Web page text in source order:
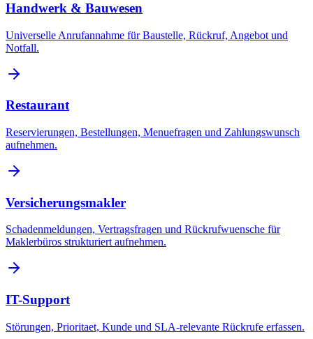
Handwerk & Bauwesen
Universelle Anrufannahme für Baustelle, Rückruf, Angebot und
Notfall.
Restaurant
Reservierungen, Bestellungen, Menuefragen und Zahlungswunsch
aufnehmen.
Versicherungsmakler
Schadenmeldungen, Vertragsfragen und Rückrufwuensche für
Maklerbüros strukturiert aufnehmen.
IT-Support
Störungen, Prioritaet, Kunde und SLA-relevante Rückrufe erfassen.